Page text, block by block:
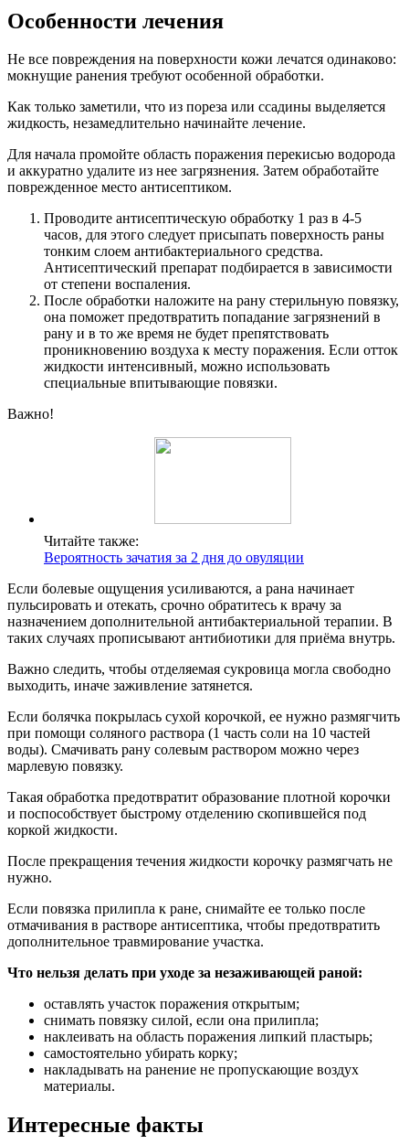
Особенности лечения
Не все повреждения на поверхности кожи лечатся одинаково:
мокнущие ранения требуют особенной обработки.
Как только заметили, что из пореза или ссадины выделяется
жидкость, незамедлительно начинайте лечение.
Для начала промойте область поражения перекисью водорода
и аккуратно удалите из нее загрязнения. Затем обработайте
поврежденное место антисептиком.
Проводите антисептическую обработку 1 раз в 4-5
часов, для этого следует присыпать поверхность раны
тонким слоем антибактериального средства.
Антисептический препарат подбирается в зависимости
от степени воспаления.
После обработки наложите на рану стерильную повязку,
она поможет предотвратить попадание загрязнений в
рану и в то же время не будет препятствовать
проникновению воздуха к месту поражения. Если отток
жидкости интенсивный, можно использовать
специальные впитывающие повязки.
Важно!
Читайте также:
Вероятность зачатия за 2 дня до овуляции
Если болевые ощущения усиливаются, а рана начинает
пульсировать и отекать, срочно обратитесь к врачу за
назначением дополнительной антибактериальной терапии. В
таких случаях прописывают антибиотики для приёма внутрь.
Важно следить, чтобы отделяемая сукровица могла свободно
выходить, иначе заживление затянется.
Если болячка покрылась сухой корочкой, ее нужно размягчить
при помощи соляного раствора (1 часть соли на 10 частей
воды). Смачивать рану солевым раствором можно через
марлевую повязку.
Такая обработка предотвратит образование плотной корочки
и поспособствует быстрому отделению скопившейся под
коркой жидкости.
После прекращения течения жидкости корочку размягчать не
нужно.
Если повязка прилипла к ране, снимайте ее только после
отмачивания в растворе антисептика, чтобы предотвратить
дополнительное травмирование участка.
Что нельзя делать при уходе за незаживающей раной:
оставлять участок поражения открытым;
снимать повязку силой, если она прилипла;
наклеивать на область поражения липкий пластырь;
самостоятельно убирать корку;
накладывать на ранение не пропускающие воздух
материалы.
Интересные факты